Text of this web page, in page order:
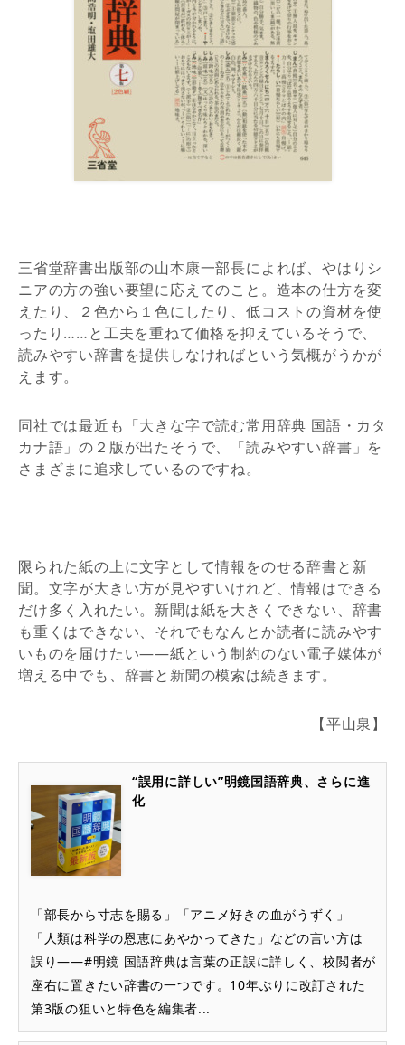
三省堂辞書出版部の山本康一部長によれば、やはりシ
ニアの方の強い要望に応えてのこと。造本の仕方を変
えたり、２色から１色にしたり、低コストの資材を使
ったり……と工夫を重ねて価格を抑えているそうで、
読みやすい辞書を提供しなければという気概がうかが
えます。
同社では最近も「大きな字で読む常用辞典 国語・カタ
カナ語」の２版が出たそうで、「読みやすい辞書」を
さまざまに追求しているのですね。
限られた紙の上に文字として情報をのせる辞書と新
聞。文字が大きい方が見やすいけれど、情報はできる
だけ多く入れたい。新聞は紙を大きくできない、辞書
も重くはできない、それでもなんとか読者に読みやす
いものを届けたい――紙という制約のない電子媒体が
増える中でも、辞書と新聞の模索は続きます。
【平山泉】
“誤用に詳しい”明鏡国語辞典、さらに進
化
「部長から寸志を賜る」「アニメ好きの血がうずく」
「人類は科学の恩恵にあやかってきた」などの言い方は
誤り――#明鏡 国語辞典は言葉の正誤に詳しく、校閲者が
座右に置きたい辞書の一つです。10年ぶりに改訂された
第3版の狙いと特色を編集者...